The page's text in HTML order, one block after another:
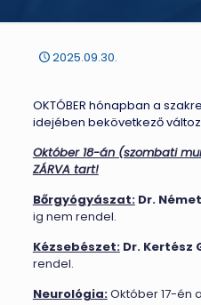
2025.09.30.
OKTÓBER hónapban a
idejében bekövetkező
Október 18-án (szombati
ZÁRVA tart!
Bőrgyógyászat: Dr.
ig nem rendel.
Kézsebészet:Dr. Kertész
rendel.
Neurológia:Október 17-én